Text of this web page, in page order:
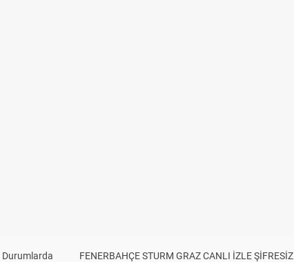
Durumlarda
FENERBAHÇE STURM GRAZ CANLI İZLE ŞİFRESİZ